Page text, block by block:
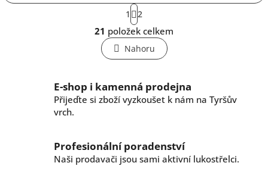
O
v
l
á
a
c
í
k
y
S
t
r
á
n
k
á
n
1 2
21 položek celkem
Nahoru
E-shop i kamenná prodejna
Přijeďte si zboží vyzkoušet k nám na Tyršův
vrch.
Profesionální poradenství
Naši prodavači jsou sami aktivní lukostřelci.